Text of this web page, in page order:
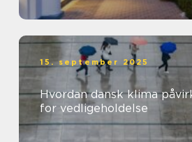
15. september 2025
Hvordan dansk klima
for vedligeholdelse